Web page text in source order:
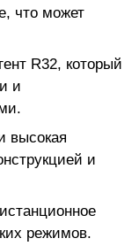
что может
R32, который
и
высокая
и
режимов.